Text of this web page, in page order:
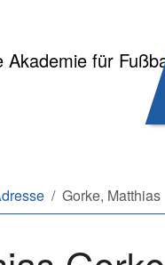
Gorke, Matthias